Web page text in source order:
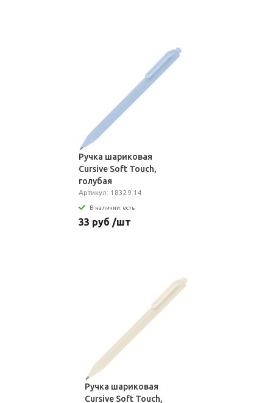
Ручка шариковая
Cursive Soft Touch,
голубая
Артикул: 18329.14
В наличии: есть
33 руб /шт
Ручка шариковая
Cursive Soft Touch,